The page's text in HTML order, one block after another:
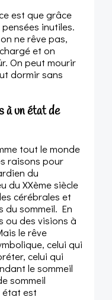
est que grâce
inutiles.
ne rêve pas,
et on
On peut mourir
dormir sans
à un état de
tout le monde
raisons pour
du
du XXème siècle
cérébrales et
sommeil. En
ou des visions à
le rêve
celui qui
celui qui
le sommeil
sommeil
état est